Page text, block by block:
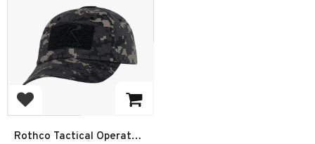
Lägg till i favoriter
Rothco Tactical Operator